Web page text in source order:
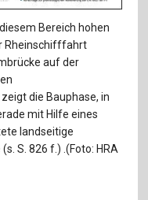
Bereich hohen
Rheinschifffahrt
auf der
die Bauphase, in
mit Hilfe eines
landseitige
S. 826 f.) .(Foto: HRA